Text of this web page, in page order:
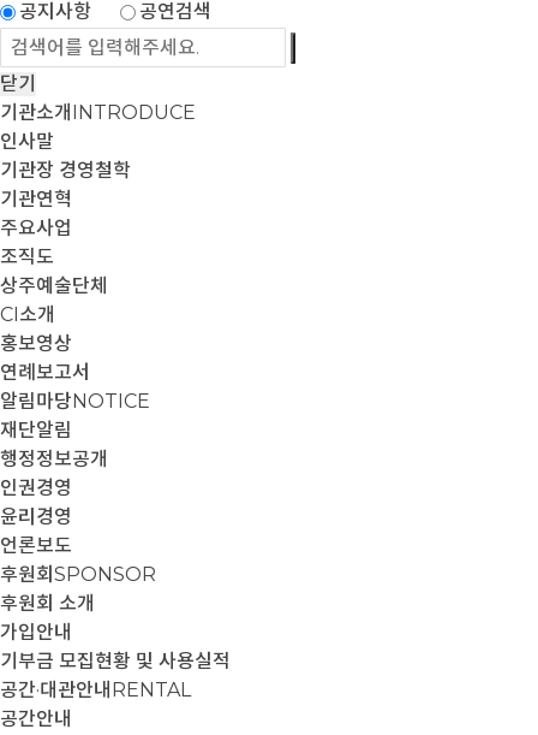
공지사항
공연검색
닫기
기관소개 INTRODUCE
인사말
기관장 경영철학
기관연혁
주요사업
조직도
상주예술단체
CI소개
홍보영상
연례보고서
알림마당NOTICE
재단알림
행정정보공개
인권경영
윤리경영
언론보도
후원회 SPONSOR
후원회 소개
가입안내
기부금 모집현황 및 사용실적
공간·대관안내 RENTAL
공간안내